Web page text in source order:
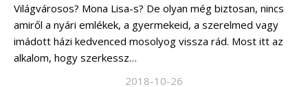
Világvárosos? Mona Lisa-s? De olyan még biztosan, nincs
amiről a nyári emlékek, a gyermekeid, a szerelmed vagy
imádott házi kedvenced mosolyog vissza rád. Most itt az
alkalom, hogy szerkessz…
2018-10-26